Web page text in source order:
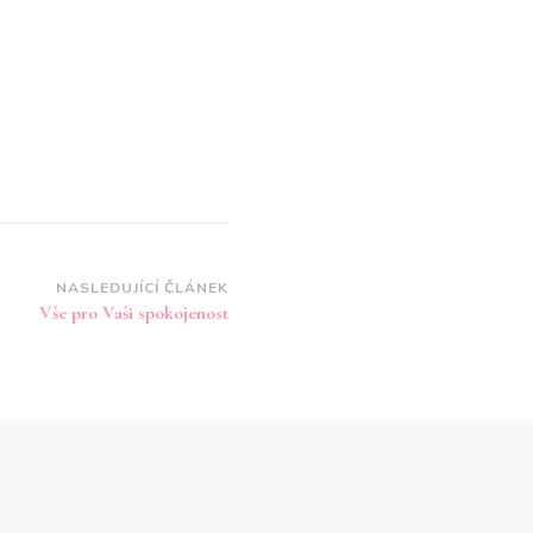
NASLEDUJÍCÍ ČLÁNEK
Vše pro Vaši spokojenost